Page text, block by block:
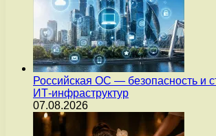
Российская ОС — безопасность и
ИТ-инфраструктур
07.08.2026